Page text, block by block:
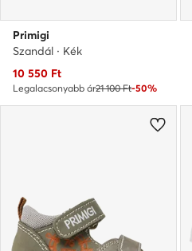
Primigi
Szandál · Kék
Aktuális ár
10 550 Ft
Legalacsonyabb ár21 100 Ft-50%